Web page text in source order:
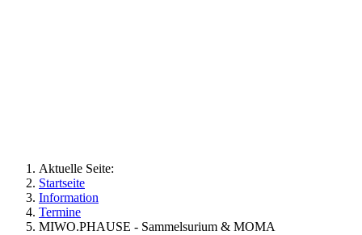
Aktuelle Seite:
Startseite
Information
Termine
MIWO.PHAUSE - Sammelsurium & MOMA